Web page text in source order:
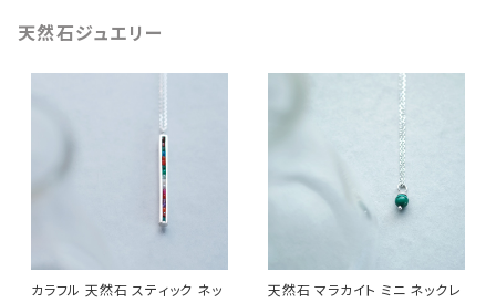
天然石ジュエリー
カラフル 天然石 スティック ネッ
天然石 マラカイト ミニ ネックレ